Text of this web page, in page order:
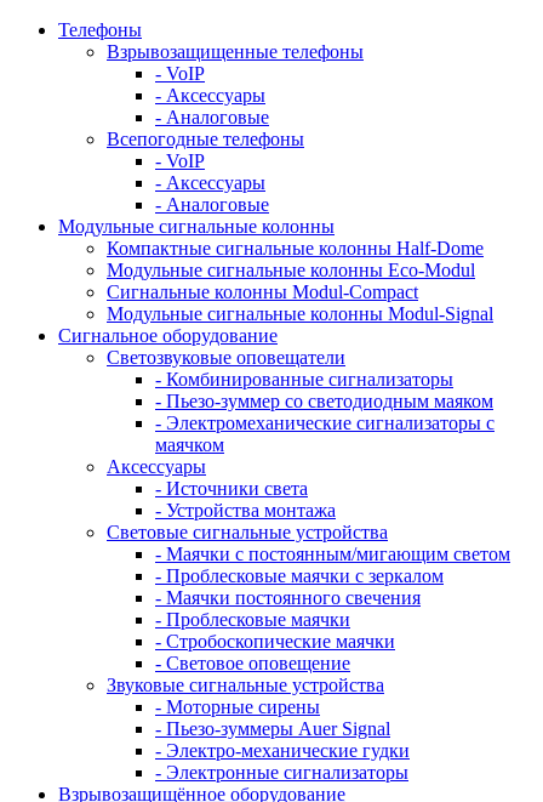
Телефоны
Взрывозащищенные телефоны
- VoIP
- Аксессуары
- Аналоговые
Всепогодные телефоны
- VoIP
- Аксессуары
- Аналоговые
Модульные сигнальные колонны
Компактные сигнальные колонны Half-Dome
Модульные сигнальные колонны Eco-Modul
Сигнальные колонны Modul-Compact
Модульные сигнальные колонны Modul-Signal
Сигнальное оборудование
Светозвуковые оповещатели
- Комбинированные сигнализаторы
- Пьезо-зуммер со светодиодным маяком
- Электромеханические сигнализаторы с
маячком
Аксессуары
- Источники света
- Устройства монтажа
Световые сигнальные устройства
- Маячки с постоянным/мигающим светом
- Проблесковые маячки с зеркалом
- Маячки постоянного свечения
- Проблесковые маячки
- Стробоскопические маячки
- Световое оповещение
Звуковые сигнальные устройства
- Моторные сирены
- Пьезо-зуммеры Auer Signal
- Электро-механические гудки
- Электронные сигнализаторы
Взрывозащищённое оборудование